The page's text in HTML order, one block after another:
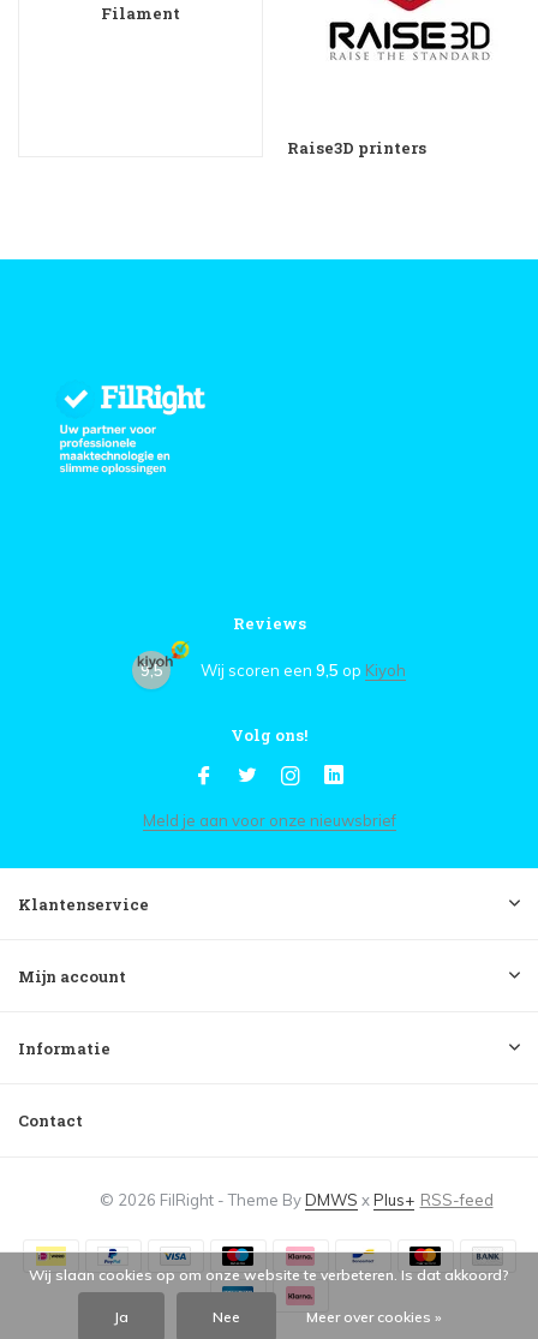
Filament
Raise3D printers
Reviews
9,5 Wij scoren een 9,5 op Kiyoh
Volg ons!
Meld je aan voor onze nieuwsbrief
Klantenservice
Mijn account
Informatie
Contact
© 2026 FilRight - Theme ByDMWS xPlus+ RSS-feed
Wij slaan cookies op om onze website te verbeteren. Is dat akkoord?
Ja Nee Meer over cookies »